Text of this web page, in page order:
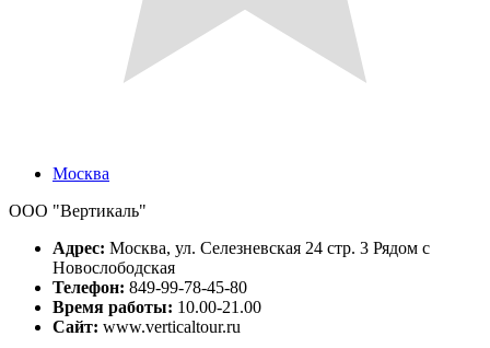
Москва
ООО "Вертикаль"
Адрес: Москва, ул. Селезневская 24 стр. 3 Рядом с
Новослободская
Телефон: 849-99-78-45-80
Время работы: 10.00-21.00
Сайт: www.verticaltour.ru